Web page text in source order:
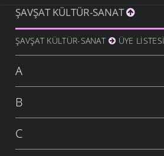
ŞAVŞAT KÜLTÜR-SANAT
ŞAVŞAT KÜLTÜR-SANAT ÜYE LISTESI
A
B
C